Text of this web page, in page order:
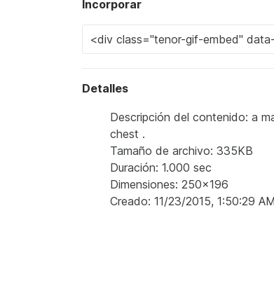
Incorporar
Detalles
Descripción del contenido: a
chest .
Tamaño de archivo: 335KB
Duración: 1.000 sec
Dimensiones: 250x196
Creado: 11/23/2015, 1:50:29 AM